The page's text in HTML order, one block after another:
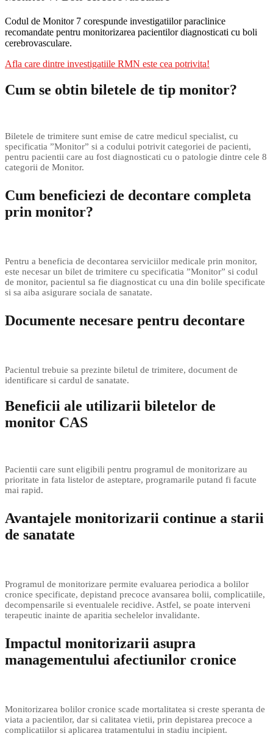
Codul de Monitor 7 corespunde investigatiilor paraclinice
recomandate pentru monitorizarea pacientilor diagnosticati cu boli
cerebrovasculare.
Afla care dintre investigatiile RMN este cea potrivita!
Cum se obtin biletele de tip monitor?
Biletele de trimitere sunt emise de catre medicul specialist, cu
specificatia ”Monitor” si a codului potrivit categoriei de pacienti,
pentru pacientii care au fost diagnosticati cu o patologie dintre cele 8
categorii de Monitor.
Cum beneficiezi de decontare completa
prin monitor?
Pentru a beneficia de decontarea serviciilor medicale prin monitor,
este necesar un bilet de trimitere cu specificatia ”Monitor” si codul
de monitor, pacientul sa fie diagnosticat cu una din bolile specificate
si sa aiba asigurare sociala de sanatate.
Documente necesare pentru decontare
Pacientul trebuie sa prezinte biletul de trimitere, document de
identificare si cardul de sanatate.
Beneficii ale utilizarii biletelor de
monitor CAS
Pacientii care sunt eligibili pentru programul de monitorizare au
prioritate in fata listelor de asteptare, programarile putand fi facute
mai rapid.
Avantajele monitorizarii continue a starii
de sanatate
Programul de monitorizare permite evaluarea periodica a bolilor
cronice specificate, depistand precoce avansarea bolii, complicatiile,
decompensarile si eventualele recidive. Astfel, se poate interveni
terapeutic inainte de aparitia sechelelor invalidante.
Impactul monitorizarii asupra
managementului afectiunilor cronice
Monitorizarea bolilor cronice scade mortalitatea si creste speranta de
viata a pacientilor, dar si calitatea vietii, prin depistarea precoce a
complicatiilor si aplicarea tratamentului in stadiu incipient.